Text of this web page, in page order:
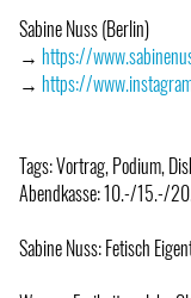
Sabine Nuss (Berlin)
→ https://
→ https://
Tags: Vortrag, Podium,
Abendkasse: 10.-/15.-/
Sabine Nuss: Fetisch